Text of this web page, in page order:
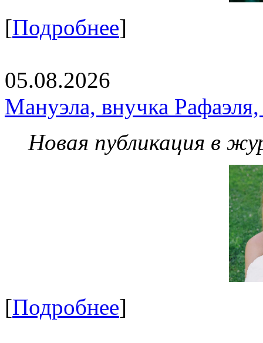
[Подробнее]
05.08.2026
Мануэла, внучка
Новая публикация в
[Подробнее]